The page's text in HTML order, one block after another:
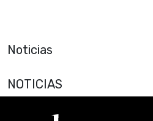
Noticias
NOTICIAS